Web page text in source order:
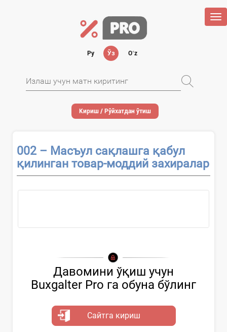
Ру Ўз Oʻz
Кириш / Рўйхатдан ўтиш
002 – Масъул сақлашга қабул
қилинган товар-моддий захиралар
Давомини ўқиш учун
Buxgalter Pro га обуна бўлинг
Сайтга кириш